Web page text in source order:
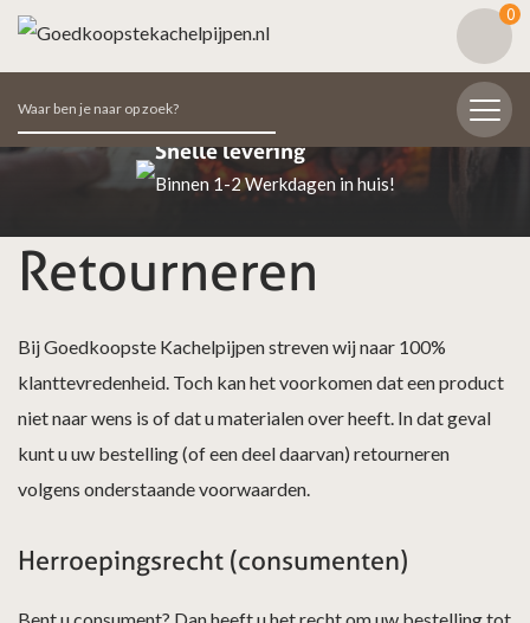
0
Zoeken
naar:
Snelle levering
Binnen 1-2 Werkdagen in huis!
Retourneren
Bij Goedkoopste Kachelpijpen streven wij naar 100%
klanttevredenheid. Toch kan het voorkomen dat een product
niet naar wens is of dat u materialen over heeft. In dat geval
kunt u uw bestelling (of een deel daarvan) retourneren
volgens onderstaande voorwaarden.
Herroepingsrecht (consumenten)